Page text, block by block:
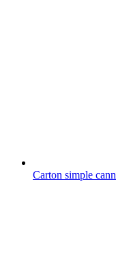
Carton simple